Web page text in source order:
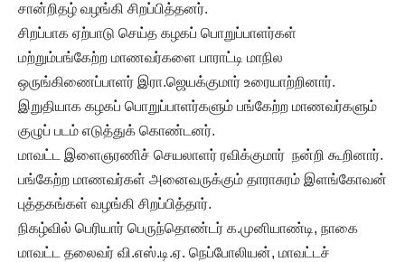
சான்றிதழ் வழங்கி சிறப்பித்தனர்.
சிறப்பாக ஏற்பாடு செய்த கழகப் பொறுப்பாளர்கள்
மற்றும்பங்கேற்ற மாணவர்களை பாராட்டி மாநில
ஒருங்கிணைப்பாளர் இரா.ஜெயக்குமார் உரையாற்றினார்.
இறுதியாக கழகப் பொறுப்பாளர்களும் பங்கேற்ற மாணவர்களும்
குழுப் படம் எடுத்துக் கொண்டனர்.
மாவட்ட இளைஞரணிச் செயலாளர் ரவிக்குமார் நன்றி கூறினார்.
பங்கேற்ற மாணவர்கள் அனைவருக்கும் தாராசுரம் இளங்கோவன்
புத்தகங்கள் வழங்கி சிறப்பித்தார்.
நிகழ்வில் பெரியார் பெருந்தொண்டர் க.முனியாண்டி, நாகை
மாவட்ட தலைவர் வி.எஸ்.டி.ஏ. நெப்போலியன், மாவட்டச்